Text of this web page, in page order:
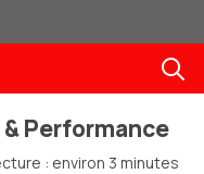
Performance
: environ 3 minutes